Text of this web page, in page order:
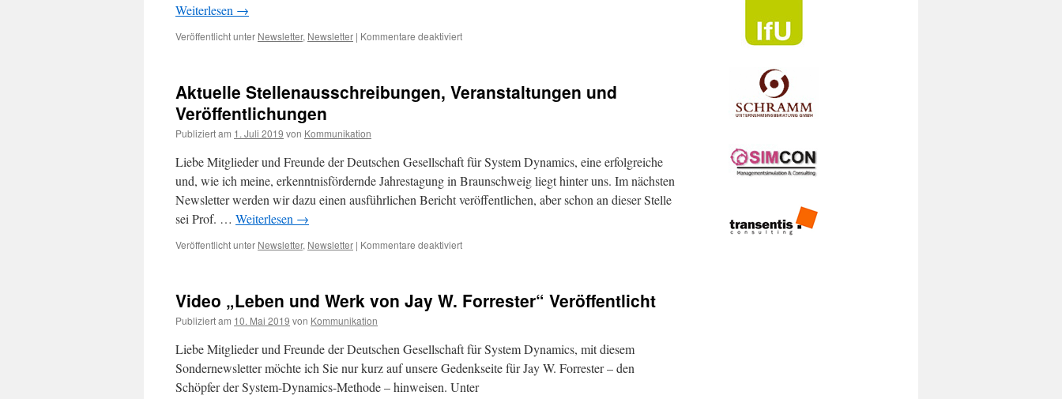
Weiterlesen →
Veröffentlicht unter Newsletter, Newsletter | Kommentare deaktiviertfür
Jahrestagung
Aktuelle Stellenausschreibungen, Veranstaltungen und
Veröffentlichungen
Publiziert am 1. Juli 2019 von Kommunikation
Liebe Mitglieder und Freunde der Deutschen Gesellschaft für System Dynamics, eine erfolgreiche
und, wie ich meine, erkenntnisfördernde Jahrestagung in Braunschweig liegt hinter uns. Im nächsten
Newsletter werden wir dazu einen ausführlichen Bericht veröffentlichen, aber schon an dieser Stelle
sei Prof. … Weiterlesen →
Veröffentlicht unter Newsletter, Newsletter | Kommentare deaktiviertfür
und
Video „Leben und Werk von Jay W. Forrester“ Veröffentlicht
Publiziert am 10. Mai 2019 von Kommunikation
Liebe Mitglieder und Freunde der Deutschen Gesellschaft für System Dynamics, mit diesem
Sondernewsletter möchte ich Sie nur kurz auf unsere Gedenkseite für Jay W. Forrester – den
Schöpfer der System-Dynamics-Methode – hinweisen. Unter